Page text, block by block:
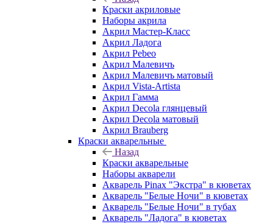
Краски акриловые
Наборы акрила
Акрил Мастер-Класс
Акрил Ладога
Акрил Pebeo
Акрил Малевичъ
Акрил Малевичъ матовый
Акрил Vista-Artista
Акрил Гамма
Акрил Decola глянцевый
Акрил Decola матовый
Акрил Brauberg
Краски акварельные
Назад
Краски акварельные
Наборы акварели
Акварель Pinax "Экстра" в кюветах
Акварель "Белые Ночи" в кюветах
Акварель "Белые Ночи" в тубах
Акварель "Ладога" в кюветах